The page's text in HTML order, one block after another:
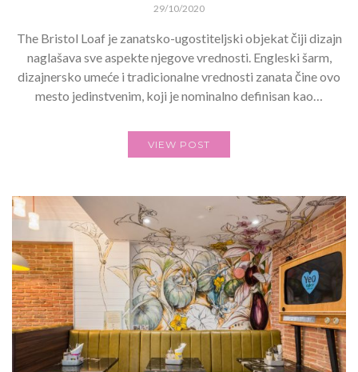
29/10/2020
The Bristol Loaf je zanatsko-ugostiteljski objekat čiji dizajn
naglašava sve aspekte njegove vrednosti. Engleski šarm,
dizajnersko umeće i tradicionalne vrednosti zanata čine ovo
mesto jedinstvenim, koji je nominalno definisan kao…
VIEW POST